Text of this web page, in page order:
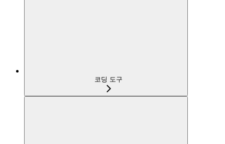
코딩 도구